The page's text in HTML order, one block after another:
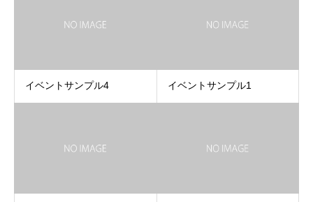
イベントサンプル4 イベントサンプル1